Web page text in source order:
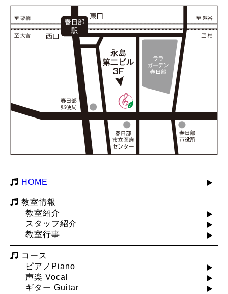
HOME
教室情報
教室紹介
スタッフ紹介
教室行事
コース
ピアノPiano
声楽 Vocal
ギター Guitar